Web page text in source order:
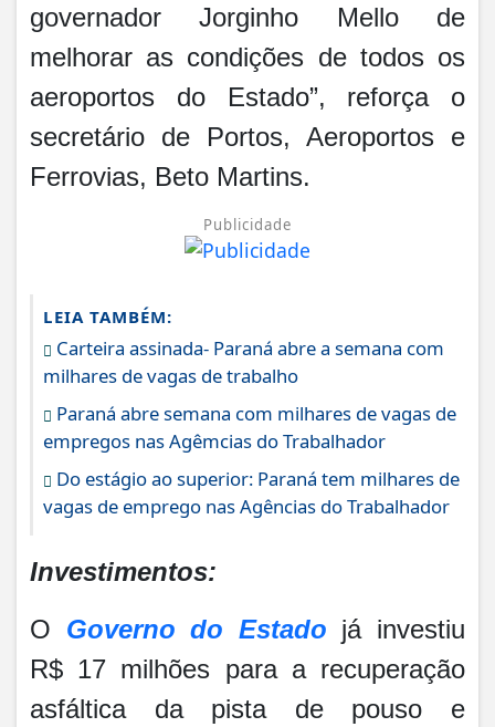
governador Jorginho Mello de
melhorar as condições de todos os
aeroportos do Estado”, reforça o
secretário de Portos, Aeroportos e
Ferrovias, Beto Martins.
Publicidade
LEIA TAMBÉM:
Carteira assinada- Paraná abre a semana com
milhares de vagas de trabalho
Paraná abre semana com milhares de vagas de
empregos nas Agêmcias do Trabalhador
Do estágio ao superior: Paraná tem milhares de
vagas de emprego nas Agências do Trabalhador
Investimentos:
O Governo do Estado já investiu
R$ 17 milhões para a recuperação
asfáltica da pista de pouso e